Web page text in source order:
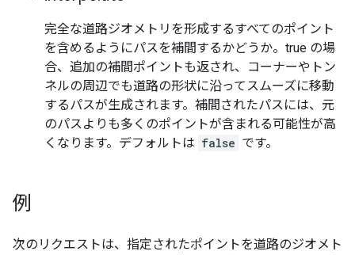
完全な道路ジオメトリを形成するすべてのポイント
を含めるようにパスを補間するかどうか。true の場
合、追加の補間ポイントも返され、コーナーやトン
ネルの周辺でも道路の形状に沿ってスムーズに移動
するパスが生成されます。補間されたパスには、元
のパスよりも多くのポイントが含まれる可能性が高
くなります。デフォルトは false です。
例
次のリクエストは、指定されたポイントを道路のジオメト